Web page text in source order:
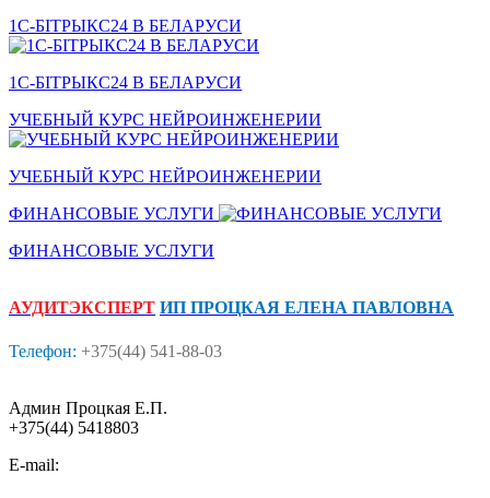
1С-БITPЫКС24 В БЕЛАРУСИ
1С-БITPЫКС24 В БЕЛАРУСИ
УЧЕБНЫЙ КУРС НЕЙРОИНЖЕНЕРИИ
УЧЕБНЫЙ КУРС НЕЙРОИНЖЕНЕРИИ
ФИНАНСОВЫЕ УСЛУГИ
ФИНАНСОВЫЕ УСЛУГИ
АУДИТЭКСПЕРТ ИП ПРОЦКАЯ ЕЛЕНА ПАВЛОВНА
Телефон: +375(44) 541-88-03
Админ Процкая Е.П.
+375(44) 5418803
E-mail: